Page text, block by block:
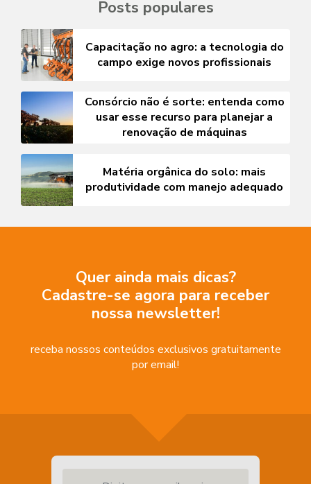
Posts populares
Capacitação no agro: a tecnologia do
campo exige novos profissionais
Consórcio não é sorte: entenda como
usar esse recurso para planejar a
renovação de máquinas
Matéria orgânica do solo: mais
produtividade com manejo adequado
Quer ainda mais dicas?
Cadastre-se agora para receber
nossa newsletter!
receba nossos conteúdos exclusivos gratuitamente
por email!